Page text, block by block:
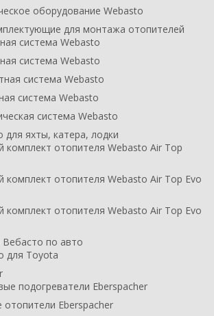
оборудование Webasto
для монтажа отопителей
система Webasto
система Webasto
система Webasto
система Webasto
система Webasto
для яхты, катера, лодки
комплект отопителя Webasto Air Top
комплект отопителя Webasto Air Top Evo
комплект отопителя Webasto Air Top Evo
по авто
для Toyota
подогреватели Eberspacher
Eberspacher